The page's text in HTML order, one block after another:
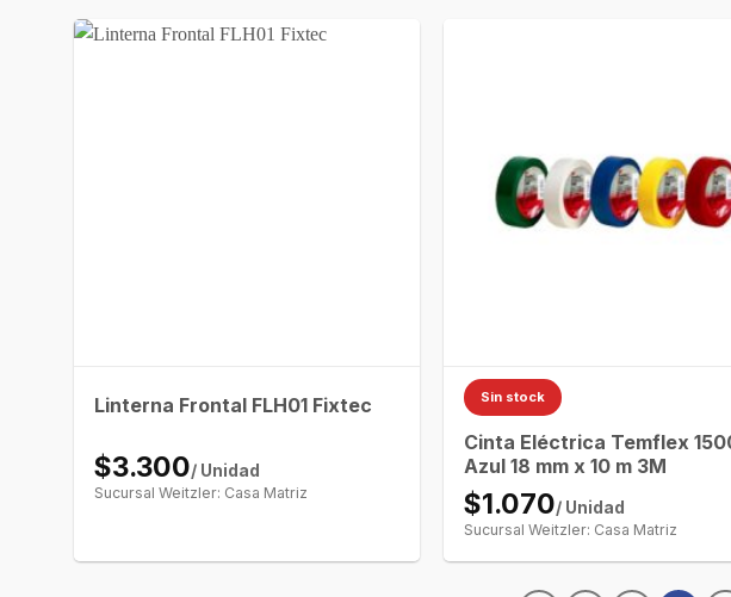
Linterna Frontal FLH01 Fixtec
$3.300/ Unidad
Sucursal Weitzler: Casa Matriz
Sin stock
Cinta Eléctrica Temflex
Azul 18 mm x 10 m 3M
$1.070/ Unidad
Sucursal Weitzler: Casa Matriz